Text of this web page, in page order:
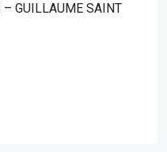
– GUILLAUME SAINT